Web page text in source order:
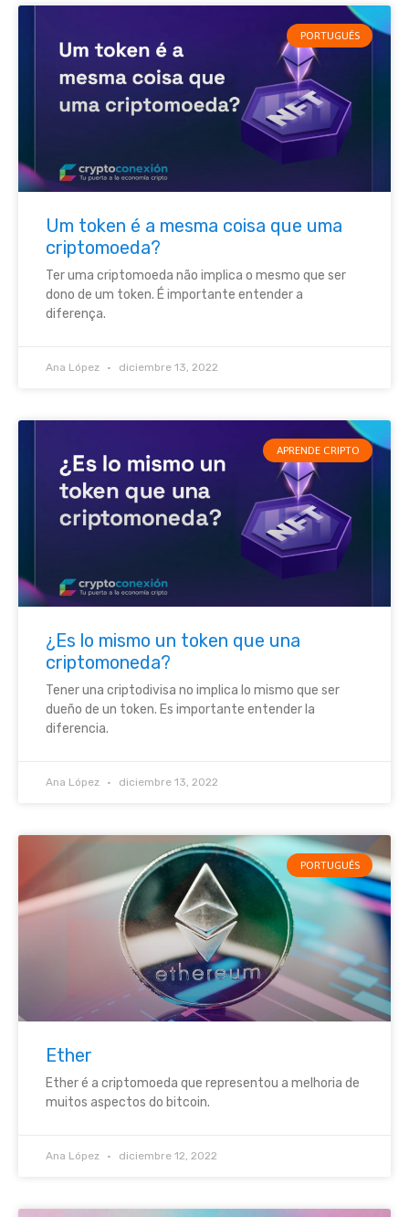
PORTUGUÉS
Um token é a mesma coisa que uma
criptomoeda?
Ter uma criptomoeda não implica o mesmo que ser
dono de um token. É importante entender a
diferença.
Ana López diciembre 13, 2022
APRENDE CRIPTO
¿Es lo mismo un token que una
criptomoneda?
Tener una criptodivisa no implica lo mismo que ser
dueño de un token. Es importante entender la
diferencia.
Ana López diciembre 13, 2022
PORTUGUÉS
Ether
Ether é a criptomoeda que representou a melhoria de
muitos aspectos do bitcoin.
Ana López diciembre 12, 2022